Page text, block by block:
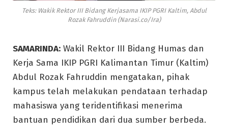
Teks: Wakik Rektor III Bidang Kerjasama IKIP PGRI Kaltim, Abdul
Rozak Fahruddin (Narasi.co/Ira)
SAMARINDA: Wakil Rektor III Bidang Humas dan
Kerja Sama IKIP PGRI Kalimantan Timur (Kaltim)
Abdul Rozak Fahruddin mengatakan, pihak
kampus telah melakukan pendataan terhadap
mahasiswa yang teridentifikasi menerima
bantuan pendidikan dari dua sumber berbeda.